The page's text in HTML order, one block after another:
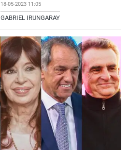
18-05-2023 11:05
GABRIEL IRUNGARAY